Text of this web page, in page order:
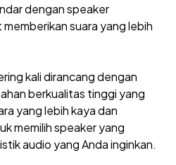
dengan speaker
suara yang lebih
kali dirancang dengan
berkualitas tinggi yang
yang lebih kaya dan
memilih speaker yang
audio yang Anda inginkan.